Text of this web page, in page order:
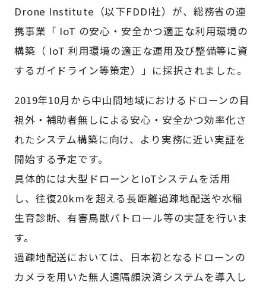
Drone Institute（以下FDDI社）が、総務省の連
携事業「 IoT の安心・安全かつ適正な利用環境の
構築（ IoT 利用環境の適正な運用及び整備等に資
するガイドライン等策定）」に採択されました。
2019年10月から中山間地域におけるドローンの目
視外・補助者無しによる安心・安全かつ効率化さ
れたシステム構築に向け、より実務に近い実証を
開始する予定です。
具体的には大型ドローンとIoTシステムを活用
し、往復20kmを超える長距離過疎地配送や水稲
生育診断、有害鳥獣パトロール等の実証を行いま
す。
過疎地配送においては、日本初となるドローンの
カメラを用いた無人遠隔顔決済システムを導入し